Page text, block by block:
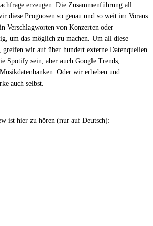
erzeugen. Die Zusammenführung all
diese Prognosen so genau und so weit im Voraus
Verschlagworten von Konzerten oder
um das möglich zu machen. Um all diese
greifen wir auf über hundert externe Datenquellen
Spotify sein, aber auch Google Trends,
Oder wir erheben und
auch selbst.
ist hier zu hören (nur auf Deutsch):